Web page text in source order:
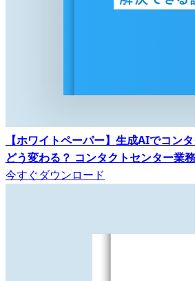
【ホワイトペーパー】生成AIでコン
どう変わる？ コンタクトセンター業
今すぐダウンロード